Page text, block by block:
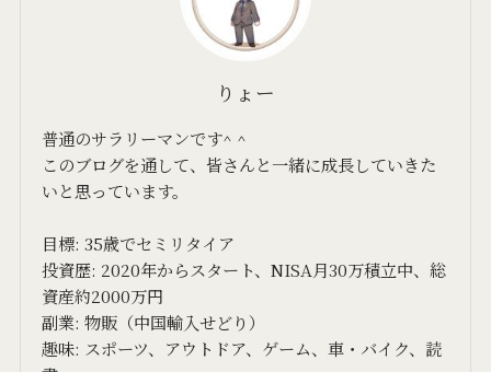
りょー
普通のサラリーマンです^ ^
このブログを通して、皆さんと一緒に成長していきた
いと思っています。
目標: 35歳でセミリタイア
投資歴: 2020年からスタート、NISA月30万積立中、総
資産約2000万円
副業: 物販（中国輸入せどり）
趣味: スポーツ、アウトドア、ゲーム、車・バイク、読